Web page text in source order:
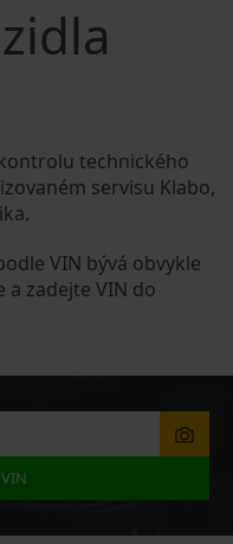
technického
servisu Klabo,
VIN bývá obvykle
zadejte VIN do